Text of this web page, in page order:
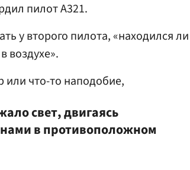
пилот A321.
у второго пилота, «находился ли
воздухе».
или что-то наподобие,
свет, двигаясь
в противоположном